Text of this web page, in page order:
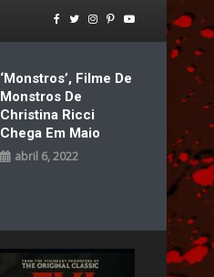
‘Monstros’, Filme De
Monstros De
Christina Ricci
Chega Em Maio
abril 6, 2022